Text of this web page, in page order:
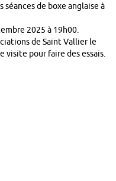
de boxe anglaise à
2025 à 19h00.
de Saint Vallier le
visite pour faire des essais.